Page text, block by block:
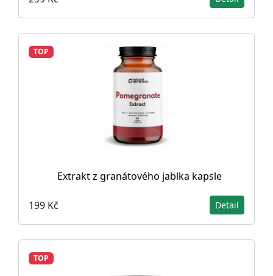
TOP
Extrakt z granátového jablka kapsle
199 Kč Detail
TOP